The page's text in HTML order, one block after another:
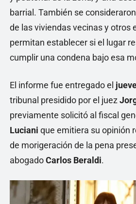
barrial. También se
de las viviendas vecinas y otros
permitan establecer si el lugar
cumplir una condena bajo esa
El informe fue entregado el
tribunal presidido por el juez
previamente solicitó al fiscal
Luciani que emitiera su opinión
de morigeración de la pena
abogadoCarlos Beraldi.